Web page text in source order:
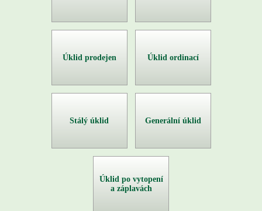
Úklid prodejen Úklid ordinací
Stálý úklid Generální úklid
Úklid po vytopení
a záplavách